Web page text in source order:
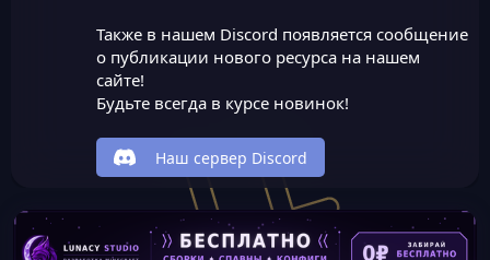
Также в нашем Discord появляется сообщение
о публикации нового ресурса на нашем
сайте!
Будьте всегда в курсе новинок!
Наш сервер Discord